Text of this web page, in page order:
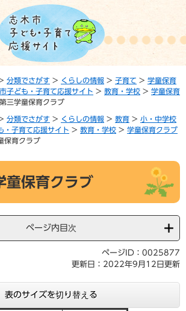
分類でさがす > くらしの情報 > 子育て > 学童保育
子ども・子育て応援サイト > 教育・学校 > 学童保育
三学童保育クラブ
分類でさがす > くらしの情報 > 教育 > 小・中学校
・子育て応援サイト > 教育・学校 > 学童保育クラブ
保育クラブ
童保育クラブ
ページ内目次
ページID：0025877
更新日：2022年9月12日更新
表のサイズを切り替える